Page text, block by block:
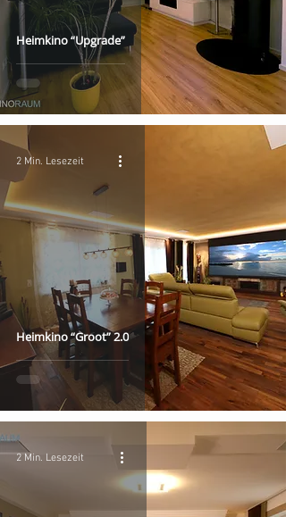
Heimkino “Upgrade”
Heimkino “Groot” 2.0
2 Min. Lesezeit
2 Min. Lesezeit